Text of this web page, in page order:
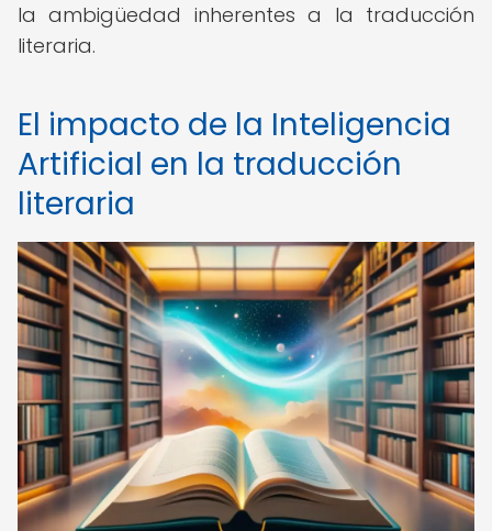
la ambigüedad inherentes a la traducción
literaria.
El impacto de la Inteligencia
Artificial en la traducción
literaria